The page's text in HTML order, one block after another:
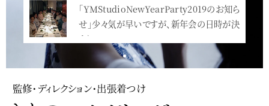
監修・ディレクション・出張着つけ
「YMStudioNewYearParty2019のお知ら
せ」少々気が早いですが、新年会の日時が決
まり…<